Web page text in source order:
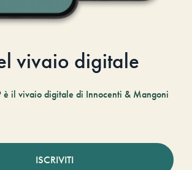
vivaio digitale
è il vivaio digitale di Innocenti & Mangoni
ISCRIVITI